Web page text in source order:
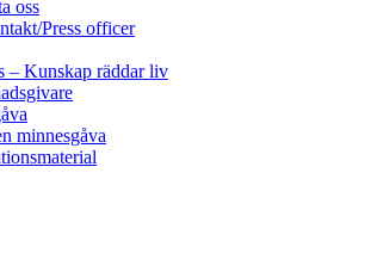
oss
Press officer
– Kunskap räddar liv
minnesgåva